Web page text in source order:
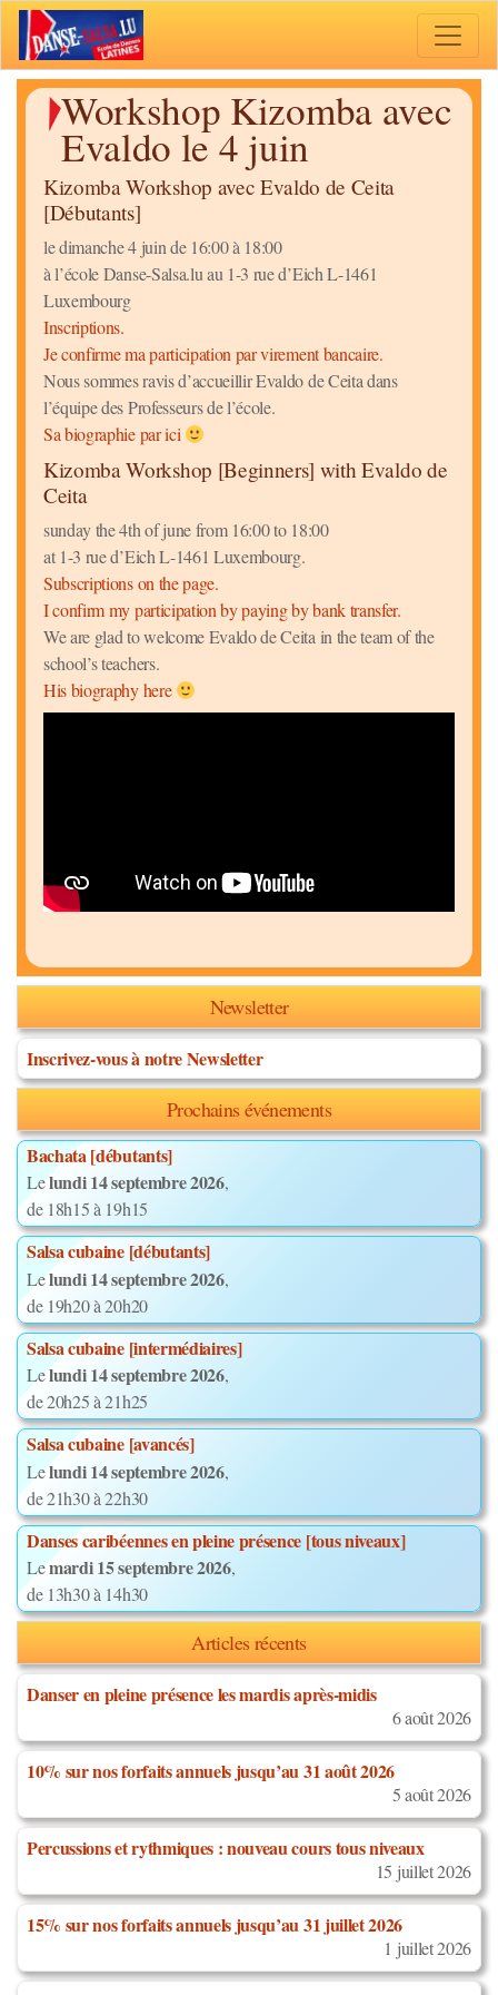
Workshop Kizomba avec
Evaldo le 4 juin
Kizomba Workshop avec Evaldo de Ceita
[Débutants]
le dimanche 4 juin de 16:00 à 18:00
à l’école Danse-Salsa.lu au 1-3 rue d’Eich L-1461
Luxembourg
Inscriptions.
Je confirme ma participation par virement bancaire.
Nous sommes ravis d’accueillir Evaldo de Ceita dans
l’équipe des Professeurs de l’école.
Sa biographie par ici
Kizomba Workshop [Beginners] with Evaldo de
Ceita
sunday the 4th of june from 16:00 to 18:00
at 1-3 rue d’Eich L-1461 Luxembourg.
Subscriptions on the page.
I confirm my participation by paying by bank transfer.
We are glad to welcome Evaldo de Ceita in the team of the
school’s teachers.
His biography here
Newsletter
Inscrivez-vous à notre Newsletter
Prochains événements
Bachata [débutants]
Lelundi 14 septembre 2026,
de 18h15 à 19h15
Salsa cubaine [débutants]
Lelundi 14 septembre 2026,
de 19h20 à 20h20
Salsa cubaine [intermédiaires]
Lelundi 14 septembre 2026,
de 20h25 à 21h25
Salsa cubaine [avancés]
Lelundi 14 septembre 2026,
de 21h30 à 22h30
Danses caribéennes en pleine présence [tous niveaux]
Lemardi 15 septembre 2026,
de 13h30 à 14h30
Articles récents
Danser en pleine présence les mardis après-midis
6 août 2026
10% sur nos forfaits annuels jusqu’au 31 août 2026
5 août 2026
Percussions et rythmiques : nouveau cours tous niveaux
15 juillet 2026
15% sur nos forfaits annuels jusqu’au 31 juillet 2026
1 juillet 2026